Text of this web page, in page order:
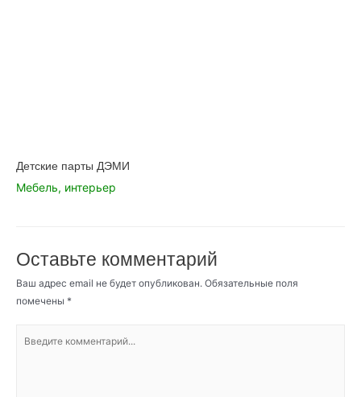
Детские парты ДЭМИ
Мебель, интерьер
Оставьте комментарий
Ваш адрес email не будет опубликован. Обязательные поля
помечены *
комментарий...